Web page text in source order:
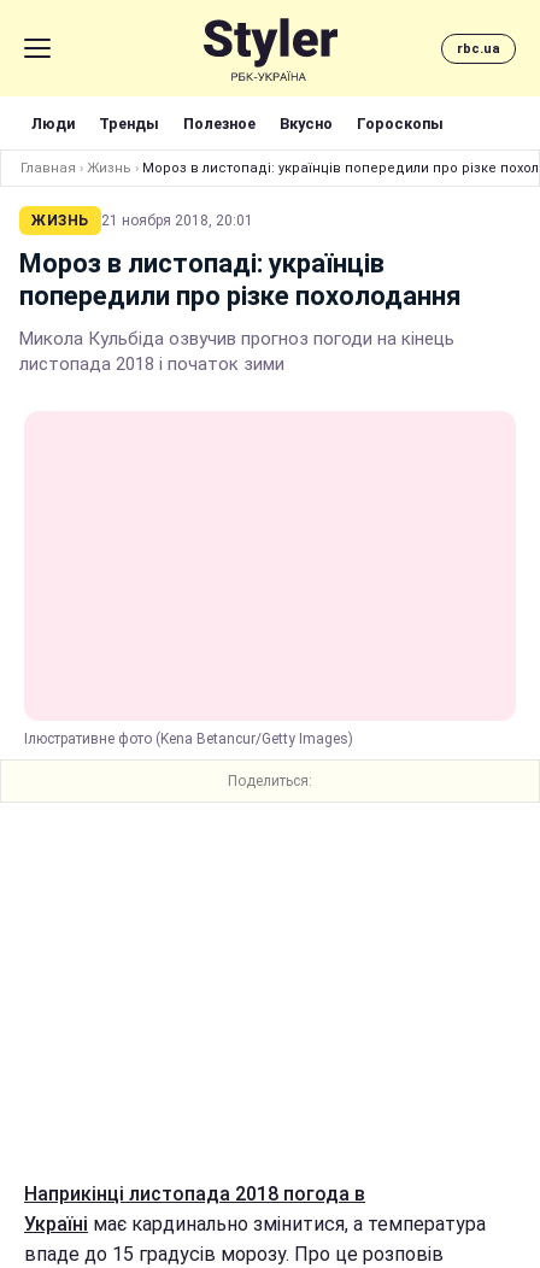
rbc.ua
Люди Тренды Полезное Вкусно Гороскопы
Главная › Жизнь › Мороз в листопаді: українців попередили про різке
ЖИЗНЬ 21 ноября 2018, 20:01
Мороз в листопаді: українців
попередили про різке похолодання
Микола Кульбіда озвучив прогноз погоди на кінець
листопада 2018 і початок зими
Ілюстративне фото (Kena Betancur/Getty Images)
Поделиться:
Наприкінці листопада 2018 погода в
Україні має кардинально змінитися, а температура
впаде до 15 градусів морозу. Про це розповів